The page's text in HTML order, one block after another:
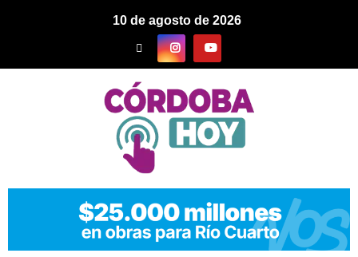
10 de agosto de 2026